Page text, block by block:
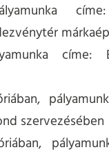
címe:
szervezésében